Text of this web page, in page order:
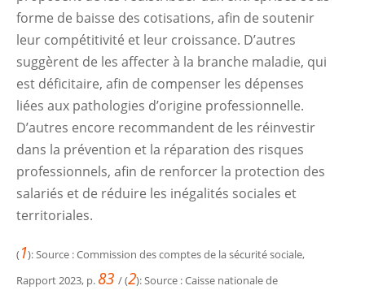
forme de baisse des cotisations, afin de soutenir
leur compétitivité et leur croissance. D’autres
suggèrent de les affecter à la branche maladie, qui
est déficitaire, afin de compenser les dépenses
liées aux pathologies d’origine professionnelle.
D’autres encore recommandent de les réinvestir
dans la prévention et la réparation des risques
professionnels, afin de renforcer la protection des
salariés et de réduire les inégalités sociales et
territoriales.
(1): Source : Commission des comptes de la sécurité sociale,
Rapport 2023, p. 83/ (2): Source : Caisse nationale de